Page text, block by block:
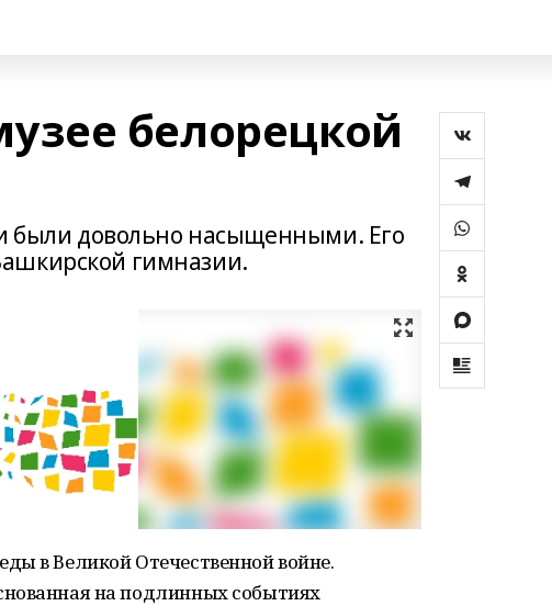
белорецкой
были довольно насыщенными. Его
гимназии.
в Великой Отечественной войне.
на подлинных событиях